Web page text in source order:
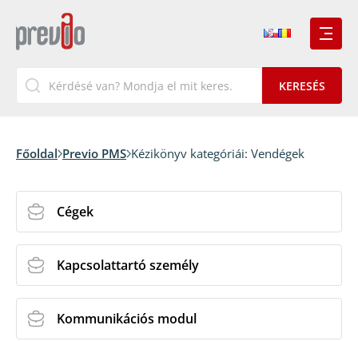
Főoldal Previo PMS Kézikönyv kategóriái: Vendégek
Cégek
Kapcsolattartó személy
Kommunikációs modul